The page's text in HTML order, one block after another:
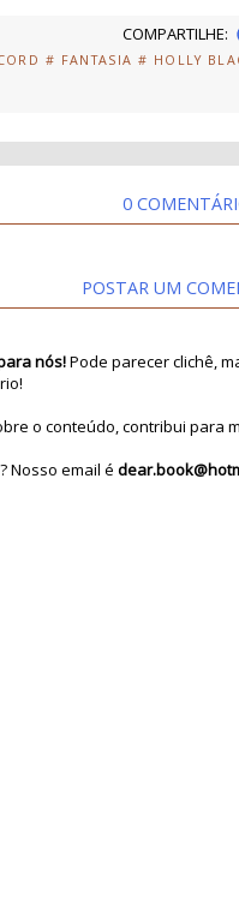
COMPARTILHE:
# FANTASIA # HOLLY
0
POSTAR UM
nós!Pode parecer clichê,
o conteúdo, contribui para
Nosso email é